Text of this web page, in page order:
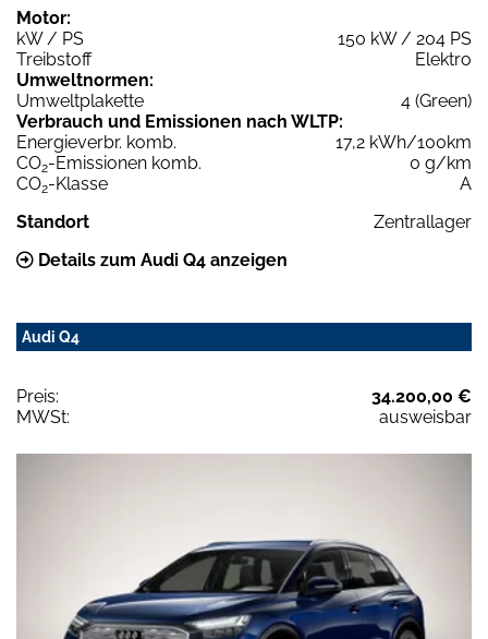
Motor:
kW / PS
150 kW / 204 PS
Treibstoff
Elektro
Umweltnormen:
Umweltplakette
4 (Green)
Verbrauch und Emissionen nach WLTP:
Energieverbr. komb.
17,2 kWh/100km
CO2-Emissionen komb.
0 g/km
CO2-Klasse
A
Standort
Zentrallager
Details zum Audi Q4 anzeigen
Audi Q4
Preis:
34.200,00 €
MWSt:
ausweisbar